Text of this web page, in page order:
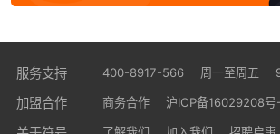
服务支持 400-8917-566 周一至周五
加盟合作 商务合作 沪ICP备16029208号